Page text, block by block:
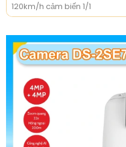
120km/h cảm biến 1/1